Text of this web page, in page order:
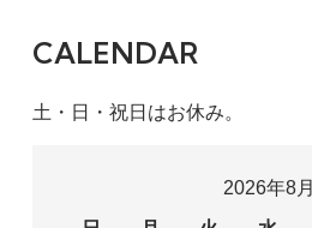
CALENDAR
土・日・祝日はお休み。
2026年8月